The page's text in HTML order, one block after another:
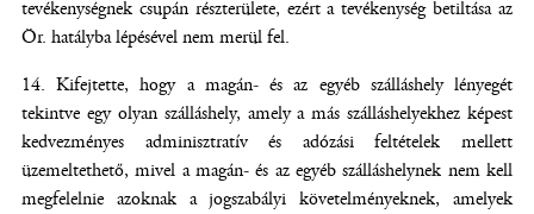
tevékenységnek csupán részterülete, ezért a tevékenység betiltása az
Ör. hatályba lépésével nem merül fel.
Kifejtette, hogy a magán- és az egyéb szálláshely lényegét
tekintve egy olyan szálláshely, amely a más szálláshelyekhez képest
kedvezményes adminisztratív és adózási feltételek mellett
üzemeltethető, mivel a magán- és az egyéb szálláshelynek nem kell
megfelelnie azoknak a jogszabályi követelményeknek, amelyek